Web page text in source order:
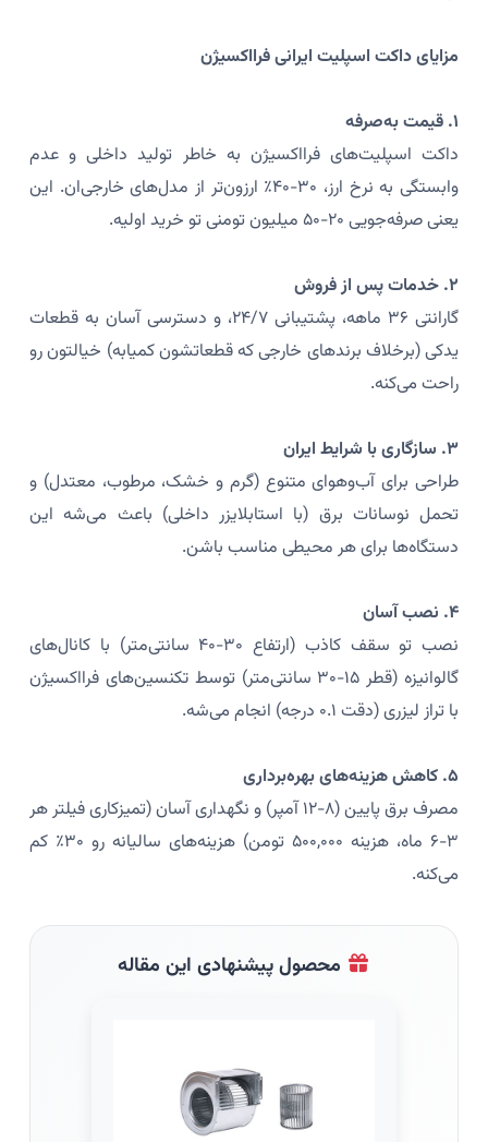
مزایای داکت اسپلیت ایرانی فرااکسیژن
۱. قیمت به‌صرفه
داکت اسپلیت‌های فرااکسیژن به خاطر تولید داخلی و عدم
وابستگی به نرخ ارز، ۳۰-۴۰٪ ارزون‌تر از مدل‌های خارجی‌ان. این
یعنی صرفه‌جویی ۲۰-۵۰ میلیون تومنی تو خرید اولیه.
۲. خدمات پس از فروش
گارانتی ۳۶ ماهه، پشتیبانی ۲۴/۷، و دسترسی آسان به قطعات
یدکی (برخلاف برندهای خارجی که قطعاتشون کمیابه) خیالتون رو
راحت می‌کنه.
۳. سازگاری با شرایط ایران
طراحی برای آب‌وهوای متنوع (گرم و خشک، مرطوب، معتدل) و
تحمل نوسانات برق (با استابلایزر داخلی) باعث می‌شه این
دستگاه‌ها برای هر محیطی مناسب باشن.
۴. نصب آسان
نصب تو سقف کاذب (ارتفاع ۳۰-۴۰ سانتی‌متر) با کانال‌های
گالوانیزه (قطر ۱۵-۳۰ سانتی‌متر) توسط تکنسین‌های فرااکسیژن
با تراز لیزری (دقت ۰.۱ درجه) انجام می‌شه.
۵. کاهش هزینه‌های بهره‌برداری
مصرف برق پایین (۸-۱۲ آمپر) و نگهداری آسان (تمیزکاری فیلتر هر
۳-۶ ماه، هزینه ۵۰۰,۰۰۰ تومن) هزینه‌های سالیانه رو ۳۰٪ کم
می‌کنه.
محصول پیشنهادی این مقاله